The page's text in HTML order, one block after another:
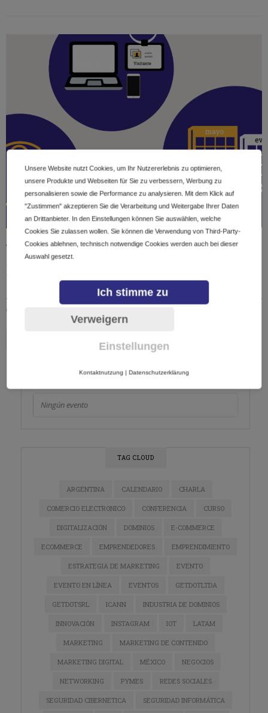
TODOS 17/05/2019
Evento:
A pesar de la creciente penetración de Internet y la
disponibilidad constante en línea, las…
AGOSTO, 2026
Ningún evento
TAG CLOUD
ARGENTINA CALENDARIO CHARLA
COMERCIO ELECTRONICO CONFERENCIA CURSO
DIGITALIZACIÓN DOMINIOS E-COMMERCE
ECOMMERCE EMPRENDEDORES EMPRENDIMIENTO
ESTRATEGIA DE MARKETING EVENTO
EVENTO EN LÍNEA EVENTOS GETDOTLTDA
GETDOTSRL ICANN INDUSTRIA DE DOMINIOS
INNOVACIÓN INSTAGRAM IOT LATAM
MARKETING MARKETING DE CONTENIDO
MARKETING DIGITAL MÉXICO NEGOCIOS
NETWORKING PYMES REDES SOCIALES
SEGURIDAD CIBERNETICA SEGURIDAD INFORMÁTICA
Unsere Website nutzt Cookies, um Ihr Nutzererlebnis zu optimieren,
unsere Produkte und Webseiten für Sie zu verbessern, Werbung zu
personalisieren sowie die Performance zu analysieren. Mit dem Klick auf
"Zustimmen" akzeptieren Sie die Verarbeitung und Weitergabe Ihrer Daten
an Drittanbieter. In den Einstellungen können Sie auswählen, welche
Cookies Sie zulassen wollen. Sie können die Verwendung von Third-Party-
Cookies ablehnen, technisch notwendige Cookies werden auch bei dieser
Auswahl gesetzt.
Ich stimme zu
Verweigern
Einstellungen
Kontaktnutzung | Datenschutzerklärung